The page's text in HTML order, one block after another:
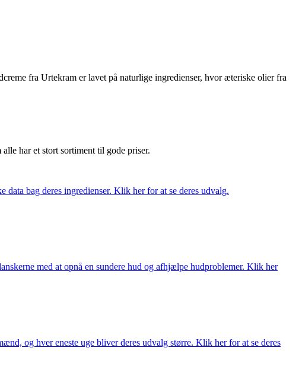
fra Urtekram er lavet på naturlige ingredienser, hvor æteriske olier fra
alle har et stort sortiment til gode priser.
bag deres ingredienser. Klik her for at se deres udvalg.
med at opnå en sundere hud og afhjælpe hudproblemer. Klik her
og hver eneste uge bliver deres udvalg større. Klik her for at se deres